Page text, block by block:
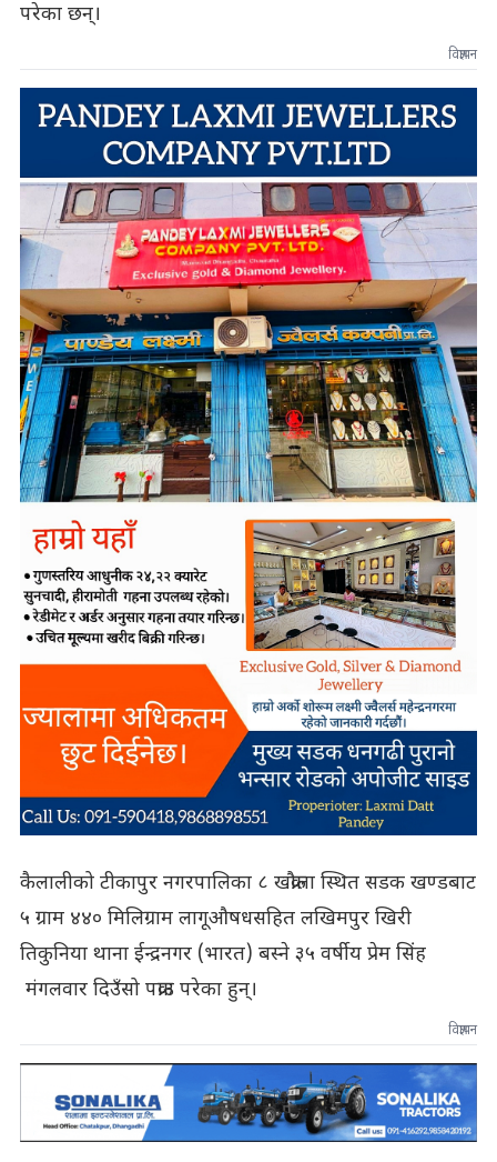
परेका छन्।
विज्ञापन
कैलालीको टीकापुर नगरपालिका ८ खक्रौला स्थित सडक खण्डबाट
५ ग्राम ४४० मिलिग्राम लागूऔषधसहित लखिमपुर खिरी
तिकुनिया थाना ईन्द्रनगर (भारत) बस्ने ३५ वर्षीय प्रेम सिंह
मंगलवार दिउँसो पक्राउ परेका हुन्।
विज्ञापन